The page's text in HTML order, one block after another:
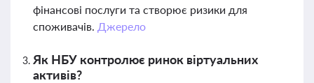
фінансові послуги та створює ризики для
споживачів. Джерело
Як НБУ контролює ринок віртуальних
активів?